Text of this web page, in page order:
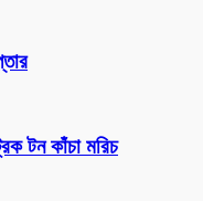
টন কাঁচা মরিচ